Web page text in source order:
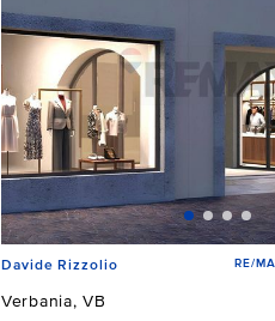
Davide Rizzolio RE/
Verbania, VB